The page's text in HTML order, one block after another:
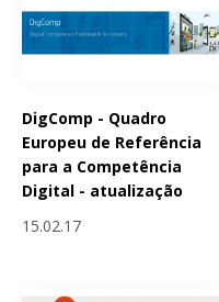
DigComp - Quadro
Europeu de Referência
para a Competência
Digital - atualização
15.02.17
Páginas